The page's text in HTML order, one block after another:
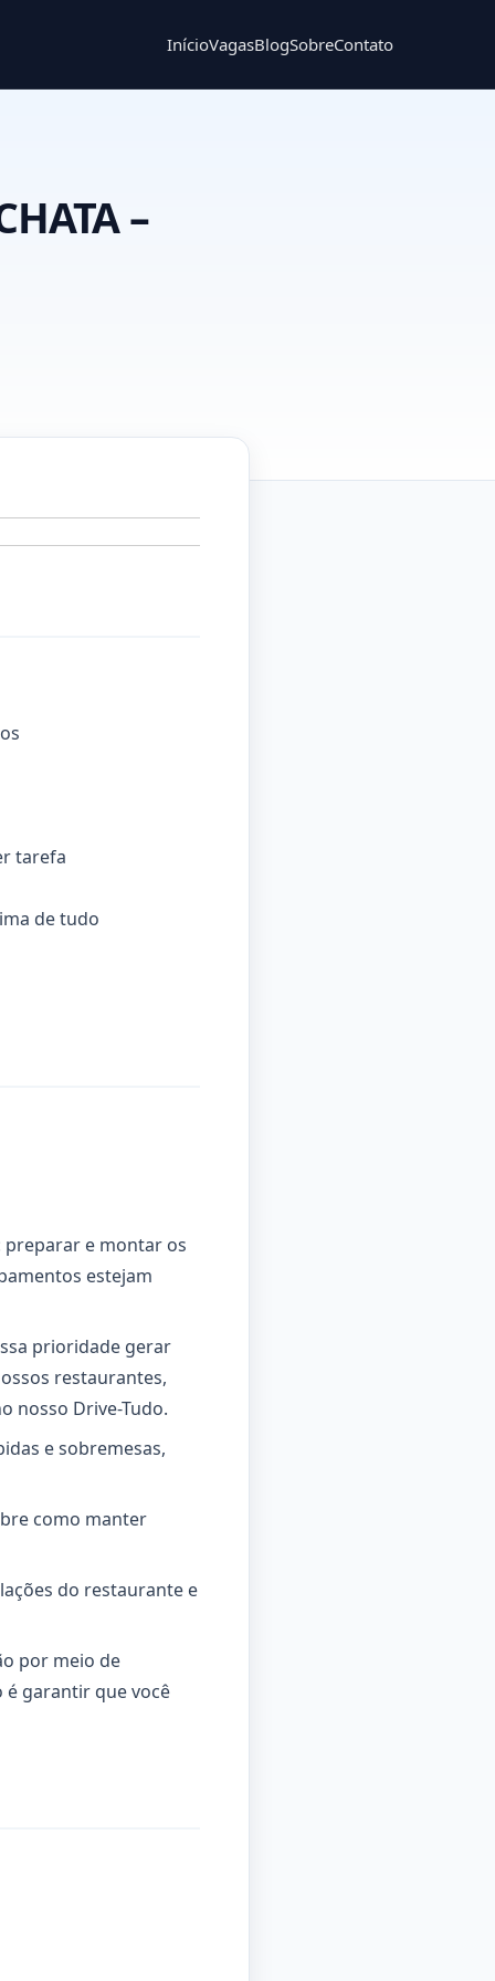
InícioVagasBlogSobreContato
–
tarefa
de tudo
preparar e montar os
estejam
prioridade gerar
restaurantes,
nosso Drive-Tudo.
e sobremesas,
como manter
do restaurante e
por meio de
é garantir que você